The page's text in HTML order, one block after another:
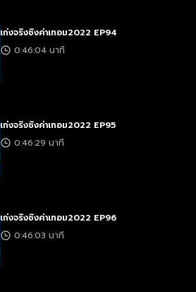
เก่งจริงชิงค่าเทอม2022 EP94
0:46:04 นาที
เก่งจริงชิงค่าเทอม2022 EP95
0:46:29 นาที
เก่งจริงชิงค่าเทอม2022 EP96
0:46:03 นาที